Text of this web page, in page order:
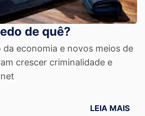
de quê?
da economia e novos meios de
crescer criminalidade e
facebook
pelo email LEIA MAIS